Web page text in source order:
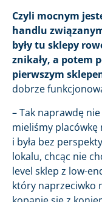
Czyli mocnym
handlu
były tu sklepy
znikały, a potem
pierwszym
dobrze
– Tak naprawdę
mieliśmy placówkę
i była bez
lokalu, chcąc nie
level sklep z low-
który naprzeciwko